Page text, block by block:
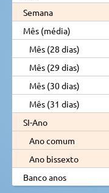
Semana
Mês (média)
Mês (28 dias)
Mês (29 dias)
Mês (30 dias)
Mês (31 dias)
SI-Ano
Ano comum
Ano bissexto
Banco anos